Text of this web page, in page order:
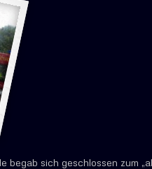
begab sich geschlossen zum